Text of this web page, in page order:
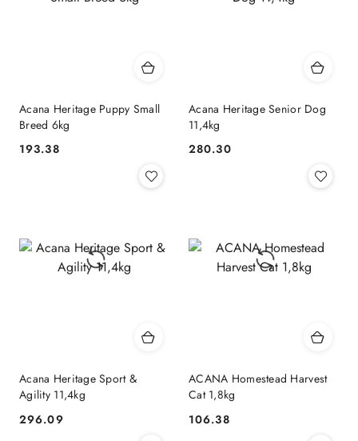
Acana Heritage Puppy Small
Breed 6kg
Cena:
193.38
Acana Heritage Senior Dog
11,4kg
Cena:
280.30
Acana Heritage Sport &
Agility 11,4kg
Cena:
296.09
ACANA Homestead Harvest
Cat 1,8kg
Cena:
106.38